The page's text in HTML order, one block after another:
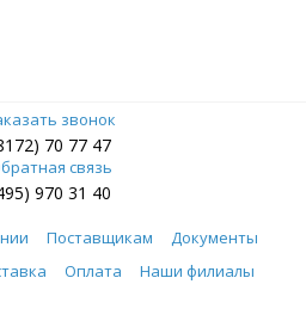
звонок
70 77 47
связь
970 31 40
Поставщикам
Документы
Оплата
Наши филиалы